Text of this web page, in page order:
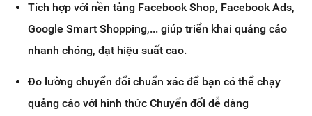
Tích hợp với nền tảng Facebook Shop, Facebook Ads,
Google Smart Shopping,... giúp triển khai quảng cáo
nhanh chóng, đạt hiệu suất cao.
Đo lường chuyển đổi chuẩn xác để bạn có thể chạy
quảng cáo với hình thức Chuyển đổi dễ dàng